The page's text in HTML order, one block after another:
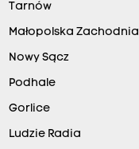
Tarnów
Małopolska Zachodnia
Nowy Sącz
Podhale
Gorlice
Ludzie Radia